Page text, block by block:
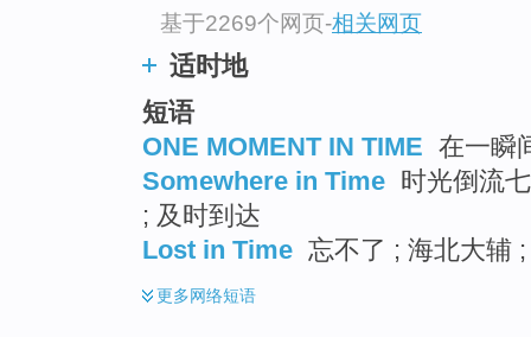
基于2269个网页-相关网页
适时地
短语
ONE MOMENT IN TIME 在一瞬
Somewhere in Time 时光倒流
; 及时到达
Lost in Time 忘不了 ; 海北大辅
更多网络短语